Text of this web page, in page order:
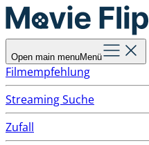
Open main menuMenü
Filmempfehlung
Streaming Suche
Zufall